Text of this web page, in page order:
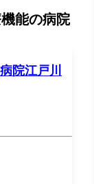
能の病院
院江戸川